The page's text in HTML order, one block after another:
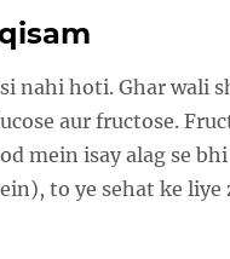
nahi hoti. Ghar wali
aur fructose.
mein isay alag se
to ye sehat ke liye